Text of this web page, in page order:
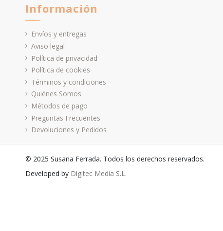
Información
Envíos y entregas
Aviso legal
Política de privacidad
Política de cookies
Términos y condiciones
Quiénes Somos
Métodos de pago
Preguntas Frecuentes
Devoluciones y Pedidos
© 2025 Susana Ferrada. Todos los derechos reservados.
Developed by Digitec Media S.L.